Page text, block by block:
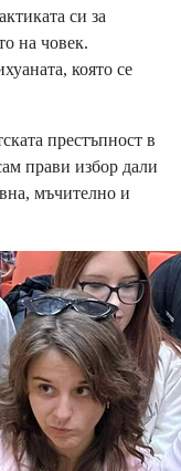
си за
на човек.
която се
престъпност в
прави избор дали
мъчително и